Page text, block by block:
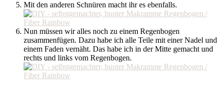
Mit den anderen Schnüren macht ihr es ebenfalls.
Nun müssen wir alles noch zu einem Regenbogen
zusammenfügen. Dazu habe ich alle Teile mit einer Nadel und
einem Faden vernäht. Das habe ich in der Mitte gemacht und
rechts und links vom Regenbogen.